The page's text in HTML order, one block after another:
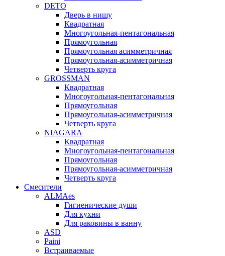
DETO
Дверь в нишу
Квадратная
Многоугольная-пентагональная
Прямоугольная
Прямоугольная асимметричная
Прямоугольная-асимметричная
Четверть круга
GROSSMAN
Квадратная
Многоугольная-пентагональная
Прямоугольная
Прямоугольная-асимметричная
Четверть круга
NIAGARA
Квадратная
Многоугольная-пентагональная
Прямоугольная
Прямоугольная-асимметричная
Четверть круга
Смесители
ALMAes
Гигиенические души
Для кухни
Для раковины в ванну
ASD
Paini
Встраиваемые